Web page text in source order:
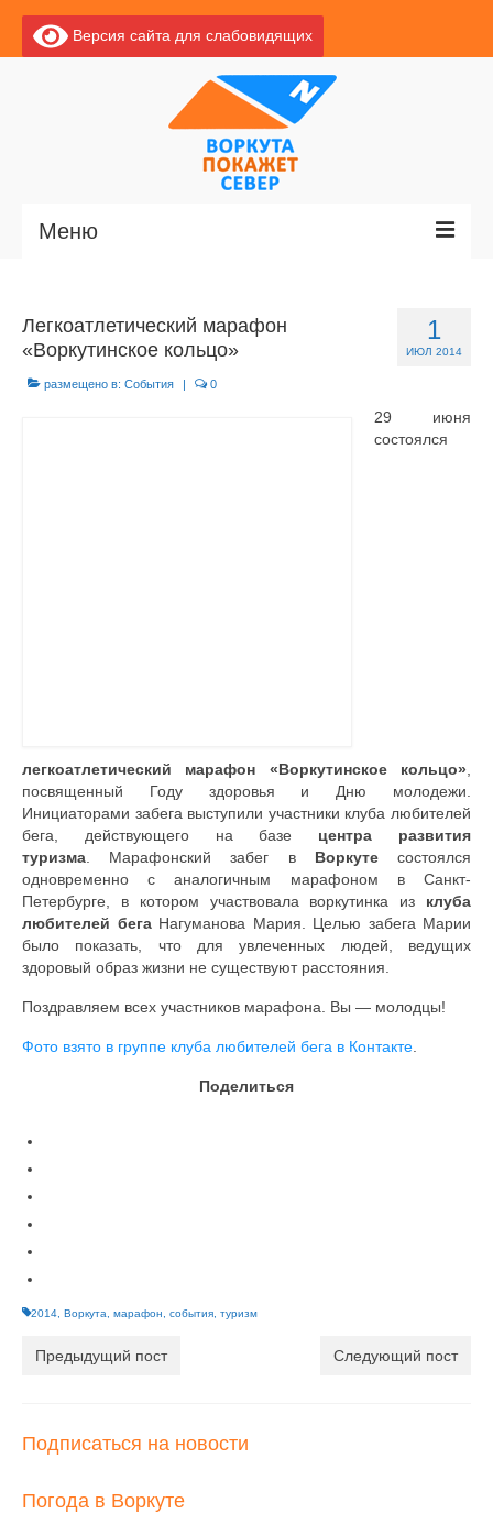
Версия сайта для слабовидящих
Меню
Новости
О Воркуте
1
ИЮЛ 2014
Легкоатлетический марафон
«Воркутинское кольцо»
размещено в: События | 0
29 июня
состоялся
легкоатлетический марафон «Воркутинское кольцо»
посвященный Году здоровья и Дню молодежи.
Инициаторами забега выступили участники клуба любителей
бега, действующего на базе центра развития
туризма . Марафонский забег в Воркутесостоялся
одновременно с аналогичным марафоном в Санкт-
Петербурге, в котором участвовала воркутинка из клуба
любителей бегаНагуманова Мария.
Целью забега Марии
было показать, что для увлеченных людей, ведущих
здоровый образ жизни не существуют расстояния.
Поздравляем всех участников марафона. Вы — молодцы!
Фото взято в группе клуба любителей бега в Контакте
Поделиться
2014 Воркута марафон события туризм
Предыдущий пост Следующий пост
Подписаться на новости
Погода в Воркуте